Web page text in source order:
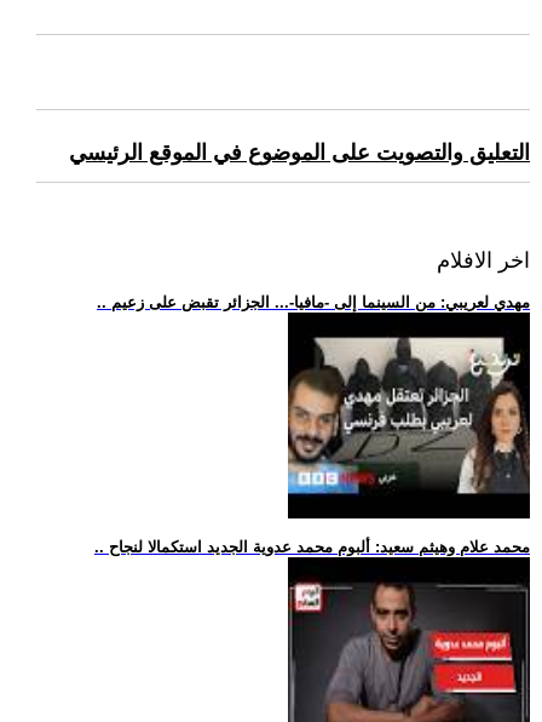
التعليق والتصويت على الموضوع في الموقع الرئيسي
اخر الافلام
.. مهدي لعريبي: من السينما إلى -مافيا-... الجزائر تقبض على زعيم
.. محمد علام وهيثم سعيد: ألبوم محمد عدوية الجديد استكمالا لنجاح